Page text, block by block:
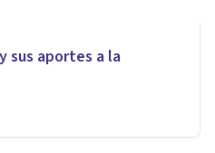
sus aportes a la